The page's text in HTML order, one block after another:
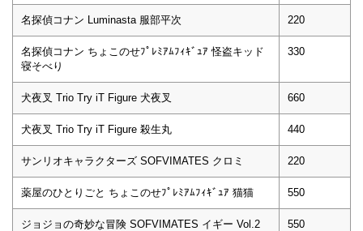
名探偵コナン Luminasta 服部平次 220
名探偵コナン ちょこのせﾌﾟﾚﾐｱﾑﾌｨｷﾞｭｱ 怪盗キッド
寝そべり
330
犬夜叉 Trio Try iT Figure 犬夜叉 660
犬夜叉 Trio Try iT Figure 殺生丸 440
サンリオキャラクターズ SOFVIMATES クロミ 220
薬屋のひとりごと ちょこのせﾌﾟﾚﾐｱﾑﾌｨｷﾞｭｱ 猫猫 550
ジョジョの奇妙な冒険 SOFVIMATES イギー Vol.2 550